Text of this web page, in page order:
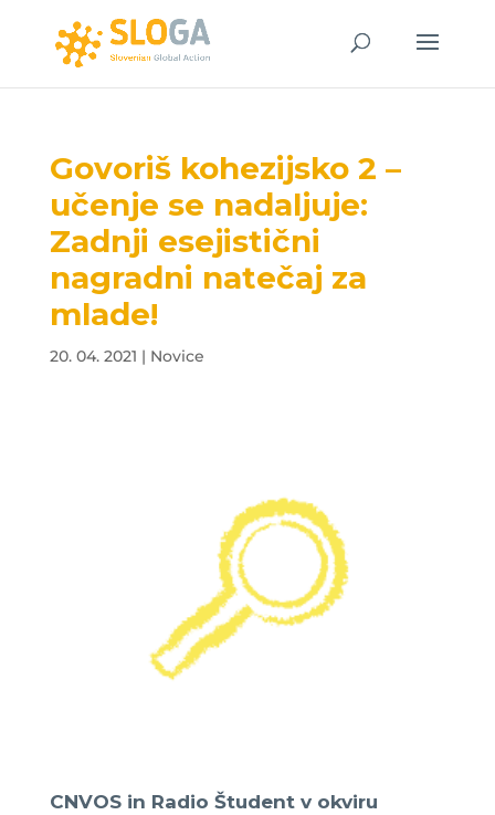
Govoriš kohezijsko 2 –
učenje se nadaljuje:
Zadnji esejistični
nagradni natečaj za
mlade!
20. 04. 2021 | Novice
CNVOS in Radio Študent v okviru